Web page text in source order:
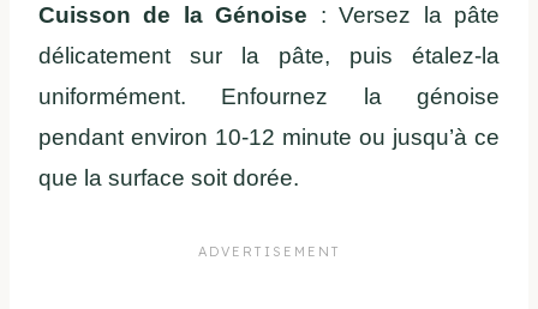
Cuisson de la Génoise : Versez la pâte
délicatement sur la pâte, puis étalez-la
uniformément. Enfournez la génoise
pendant environ 10-12 minute ou jusqu’à ce
que la surface soit dorée.